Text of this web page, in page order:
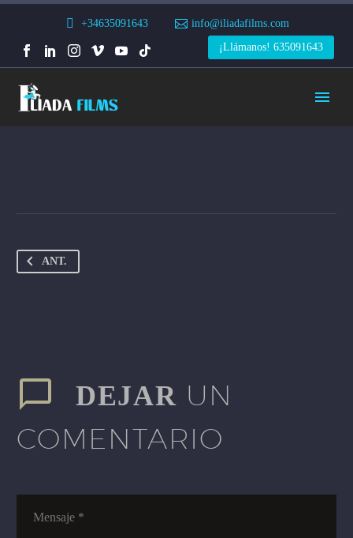
+34635091643
info@iliadafilms.com
¡Llámanos! 635091643
ANT.
DEJAR UN
COMENTARIO